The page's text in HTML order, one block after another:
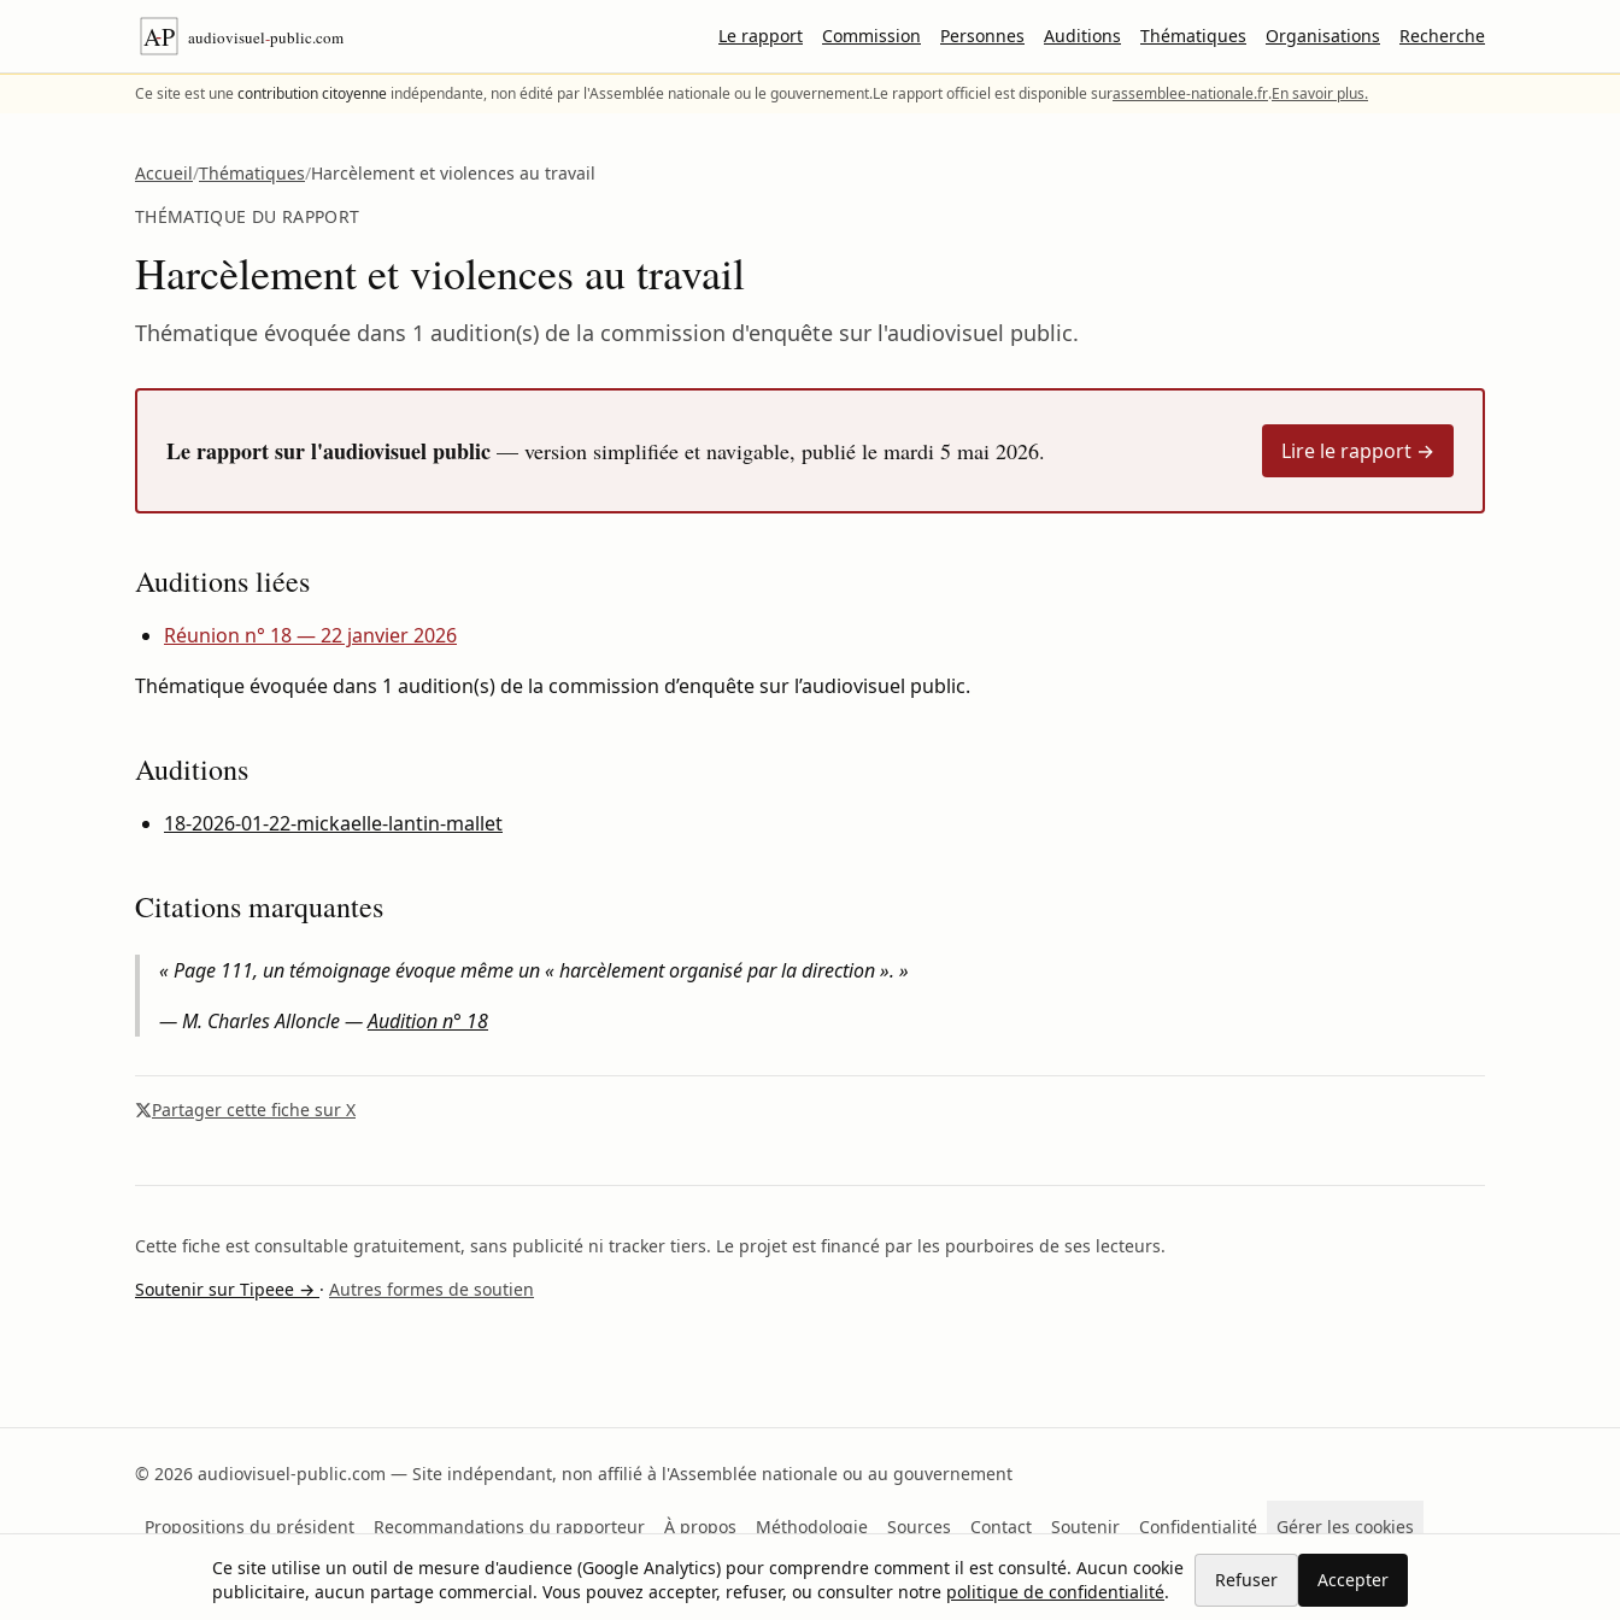
Aller au contenu
Le rapport Commission Personnes Auditions Thématiques Organisations Recherche
Ce site est unecontribution citoyenne indépendante, non édité par l'Assemblée nationale ou le gouvernement.Le rapport officiel est disponible surassemblee-nationale.fr.En savoir plus.
Accueil/Thématiques/Harcèlement et violences au travail
THÉMATIQUE DU RAPPORT
Harcèlement et violences au travail
Thématique évoquée dans 1 audition(s) de la commission d'enquête sur l'audiovisuel public.
Le rapport sur l'audiovisuel public — version simplifiée et navigable, publié le mardi 5 mai 2026. Lire le rapport →
Auditions liées
Réunion n° 18 — 22 janvier 2026
Thématique évoquée dans 1 audition(s) de la commission d’enquête sur l’audiovisuel public.
Auditions
18-2026-01-22-mickaelle-lantin-mallet
Citations marquantes
« Page 111, un témoignage évoque même un « harcèlement organisé par la direction ». »
—M. Charles Alloncle—Audition n° 18
Partager cette fiche sur X
Cette fiche est consultable gratuitement, sans publicité ni tracker tiers. Le projet est financé par les pourboires de ses lecteurs.
Soutenir sur Tipeee → · Autres formes de soutien
© 2026 audiovisuel-public.com — Site indépendant, non affilié à l'Assemblée nationale ou au gouvernement
Propositions du président Recommandations du rapporteur À propos Méthodologie Sources Contact Soutenir Confidentialité Gérer les cookies
Partager sur X
Ce site utilise un outil de mesure d'audience (Google Analytics) pour comprendre comment il est consulté. Aucun cookie
publicitaire, aucun partage commercial. Vous pouvez accepter, refuser, ou consulter notre politique de confidentialité.
Refuser Accepter